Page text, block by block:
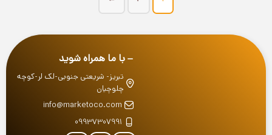
با ما همراه شوید
تبریز- شریعتی جنوبی-لک لر-کوچه
چلوچیان
info@marketoco.com
09937307991